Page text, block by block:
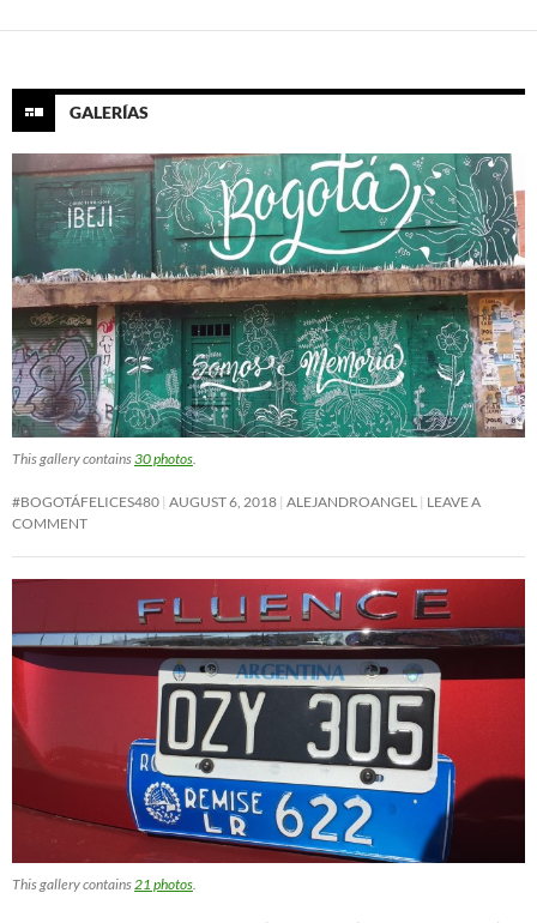
GALERÍAS
This gallery contains30 photos.
#BOGOTÁFELICES480 AUGUST 6, 2018 ALEJANDROANGEL LEAVE A
COMMENT
This gallery contains21 photos.